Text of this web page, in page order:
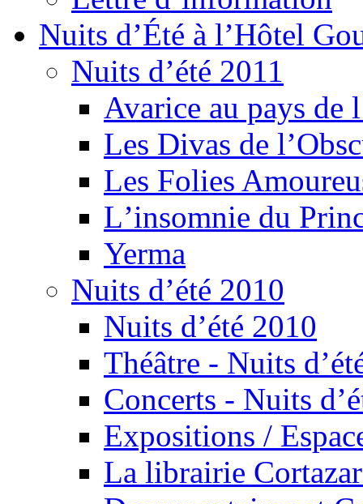
Nuits d’Été à l’Hôtel
Nuits d’été 2011
Avarice au pays de
Les Divas de
Les Folies
Lʼinsomnie du
Yerma
Nuits d’été 2010
Nuits d’été 2010
Théâtre - Nuits
Concerts - Nuits
Expositions /
La librairie